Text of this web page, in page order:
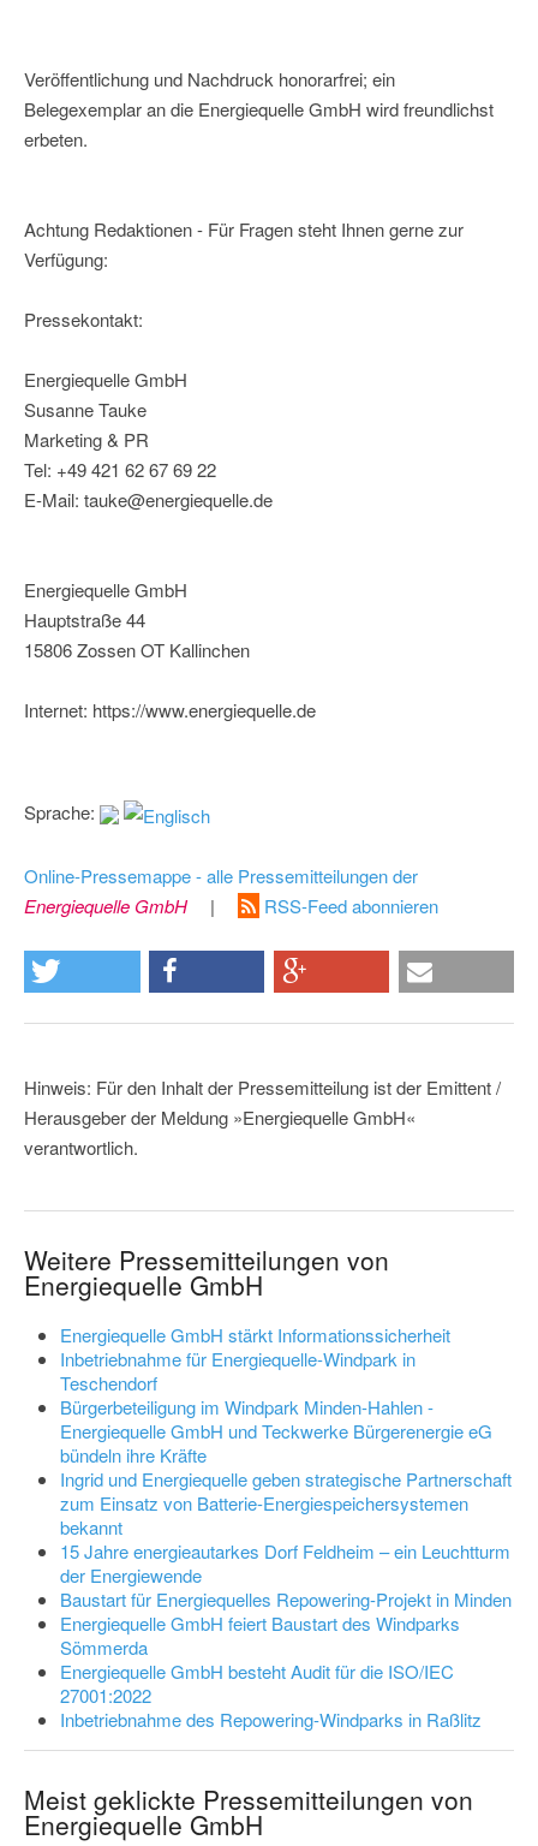
Veröffentlichung und Nachdruck honorarfrei; ein
Belegexemplar an die Energiequelle GmbH wird freundlichst
erbeten.
Achtung Redaktionen - Für Fragen steht Ihnen gerne zur
Verfügung:
Pressekontakt:
Energiequelle GmbH
Susanne Tauke
Marketing & PR
Tel: +49 421 62 67 69 22
E-Mail: tauke@energiequelle.de
Energiequelle GmbH
Hauptstraße 44
15806 Zossen OT Kallinchen
Internet: https://www.energiequelle.de
Sprache:
Online-Pressemappe - alle Pressemitteilungen der
Energiequelle GmbH
| RSS-Feed abonnieren
Hinweis: Für den Inhalt der Pressemitteilung ist der Emittent /
Herausgeber der Meldung »Energiequelle GmbH«
verantwortlich.
Weitere Pressemitteilungen von
Energiequelle GmbH
Energiequelle GmbH stärkt Informationssicherheit
Inbetriebnahme für Energiequelle-Windpark in
Teschendorf
Bürgerbeteiligung im Windpark Minden-Hahlen -
Energiequelle GmbH und Teckwerke Bürgerenergie eG
bündeln ihre Kräfte
Ingrid und Energiequelle geben strategische Partnerschaft
zum Einsatz von Batterie-Energiespeichersystemen
bekannt
15 Jahre energieautarkes Dorf Feldheim – ein Leuchtturm
der Energiewende
Baustart für Energiequelles Repowering-Projekt in Minden
Energiequelle GmbH feiert Baustart des Windparks
Sömmerda
Energiequelle GmbH besteht Audit für die ISO/IEC
27001:2022
Inbetriebnahme des Repowering-Windparks in Raßlitz
Meist geklickte Pressemitteilungen von
Energiequelle GmbH